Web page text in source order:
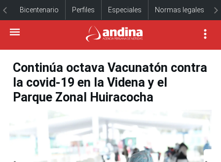
Bicentenario Perfiles Especiales Normas legales
Continúa octava Vacunatón contra
la covid-19 en la Videna y el
Parque Zonal Huiracocha